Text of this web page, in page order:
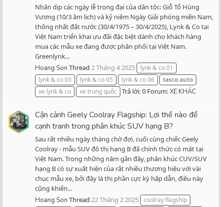
Nhân dịp các ngày lễ trọng đại của dân tộc: Giỗ Tổ Hùng
Vương (10/3 âm lịch) và kỷ niệm Ngày Giải phóng miền Nam,
thống nhất đất nước (30/4/1975 – 30/4/2025), Lynk & Co tại
Việt Nam triển khai ưu đãi đặc biệt dành cho khách hàng
mua các mẫu xe đang được phân phối tại Việt Nam.
Greenlynk...
Hoang Son Thread 2 Tháng 4 2025
lynk & co 01
lynk & co 03
lynk & co 05 lynk & co 06 tascoauto
xe lynk & co
xe trung quốc Trả lời: 0 Forum:XE KHÁC
Cận cảnh Geely Coolray Flagship: Lợi thế nào để
cạnh tranh trong phân khúc SUV hạng B?
Sau rất nhiều ngày tháng chờ đợi, cuối cùng chiếc Geely
Coolray - mẫu SUV đô thị hạng B đã chính thức có mặt tại
Việt Nam. Trong những năm gần đây, phân khúc CUV/SUV
hạng B có sự xuất hiện của rất nhiều thương hiệu với vài
chục mẫu xe, bởi đây là thị phần cực kỳ hấp dẫn, điều này
cũng khiến...
Hoang Son Thread 22 Tháng 2 2025 coolray flagship